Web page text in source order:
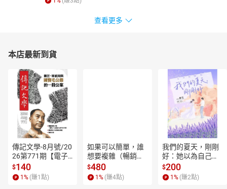
查看更多
本店最新到貨
傳記文學-8月號/20
26第771期【電子
書】
$140
1 % (賺1 點)
如果可以簡單，誰
想要複雜（暢銷經
典新編版）【電子
書】
$480
1 % (賺4點)
我們的夏天，剛剛
好：她以為自己只
是逃離一段失敗的
愛，卻在薰衣草盛
開的山裡，重新學
$200
1 % (賺2點)